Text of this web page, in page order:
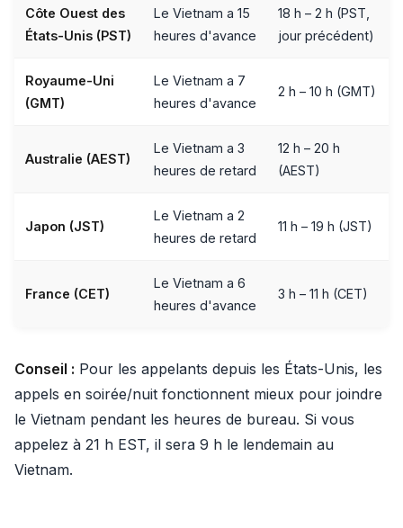
Côte Ouest des
États-Unis (PST)
Le Vietnam a 15
heures d'avance
18 h – 2 h (PST,
jour précédent)
Royaume-Uni
(GMT)
Le Vietnam a 7
heures d'avance
2 h – 10 h (GMT)
Australie (AEST)
Le Vietnam a 3
heures de retard
12 h – 20 h
(AEST)
Japon (JST)
Le Vietnam a 2
heures de retard
11 h – 19 h (JST)
France (CET)
Le Vietnam a 6
heures d'avance
3 h – 11 h (CET)
Conseil : Pour les appelants depuis les États-Unis, les
appels en soirée/nuit fonctionnent mieux pour joindre
le Vietnam pendant les heures de bureau. Si vous
appelez à 21 h EST, il sera 9 h le lendemain au
Vietnam.